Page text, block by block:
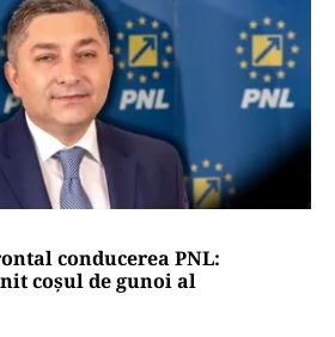
conducerea PNL:
coșul de gunoi al